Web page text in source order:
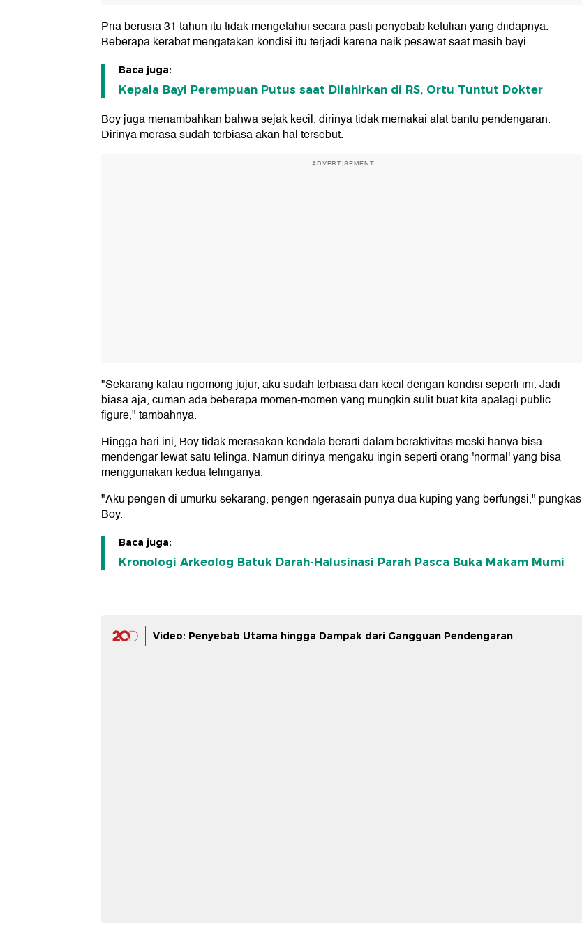
Pria berusia 31 tahun itu tidak mengetahui secara pasti penyebab ketulian yang diidapnya.
Beberapa kerabat mengatakan kondisi itu terjadi karena naik pesawat saat masih bayi.
Baca juga:
Kepala Bayi Perempuan Putus saat Dilahirkan di RS, Ortu Tuntut Dokter
Boy juga menambahkan bahwa sejak kecil, dirinya tidak memakai alat bantu pendengaran.
Dirinya merasa sudah terbiasa akan hal tersebut.
ADVERTISEMENT
"Sekarang kalau ngomong jujur, aku sudah terbiasa dari kecil dengan kondisi seperti ini. Jadi
biasa aja, cuman ada beberapa momen-momen yang mungkin sulit buat kita apalagi public
figure," tambahnya.
Hingga hari ini, Boy tidak merasakan kendala berarti dalam beraktivitas meski hanya bisa
mendengar lewat satu telinga. Namun dirinya mengaku ingin seperti orang 'normal' yang bisa
menggunakan kedua telinganya.
"Aku pengen di umurku sekarang, pengen ngerasain punya dua kuping yang berfungsi," pungkas
Boy.
Baca juga:
Kronologi Arkeolog Batuk Darah-Halusinasi Parah Pasca Buka Makam Mumi
Video: Penyebab Utama hingga Dampak dari Gangguan Pendengaran